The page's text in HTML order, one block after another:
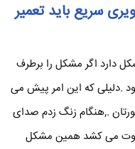
سریع باید تعمیر
دارد اگر مشکل را برطرف
.دلیلی که این امر پیش می
.,هنگام زنگ زدم صدای
می کشد همین مشکل